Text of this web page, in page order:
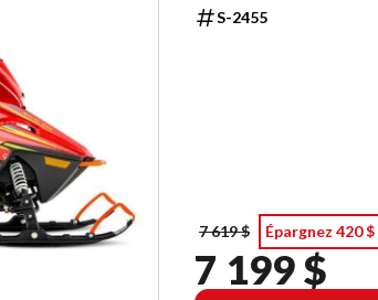
S-2455
7 619 $ Épargnez 420 $
7 199 $